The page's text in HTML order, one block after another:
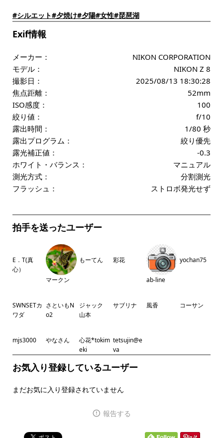
#シルエット#夕焼け#夕陽#女性#琵琶湖
Exif情報
メーカー：
NIKON CORPORATION
モデル：
NIKON Z 8
撮影日：
2025/08/13 18:30:28
焦点距離：
52mm
ISO感度：
100
絞り値：
f/10
露出時間：
1/80 秒
露出プログラム：
絞り優先
露光補正値：
-0.3
ホワイト・バランス：
マニュアル
測光方式：
分割測光
フラッシュ：
ストロボ発光せず
拍手を送ったユーザー
E．T(真
心）
マークン
もーてん 彩花
ab-line
yochan75
SWNSETカ
ワダ
さといもN
o2
ジャック
山本
サブリナ 風香 コーサン
mjs3000 やなさん
心花*tokim
eki
tetsujin@e
va
お気入り登録しているユーザー
まだお気に入り登録されていません
報告する